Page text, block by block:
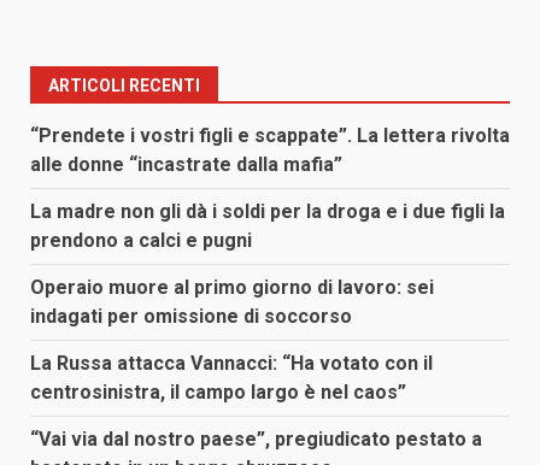
ARTICOLI RECENTI
“Prendete i vostri figli e scappate”. La lettera rivolta
alle donne “incastrate dalla mafia”
La madre non gli dà i soldi per la droga e i due figli la
prendono a calci e pugni
Operaio muore al primo giorno di lavoro: sei
indagati per omissione di soccorso
La Russa attacca Vannacci: “Ha votato con il
centrosinistra, il campo largo è nel caos”
“Vai via dal nostro paese”, pregiudicato pestato a